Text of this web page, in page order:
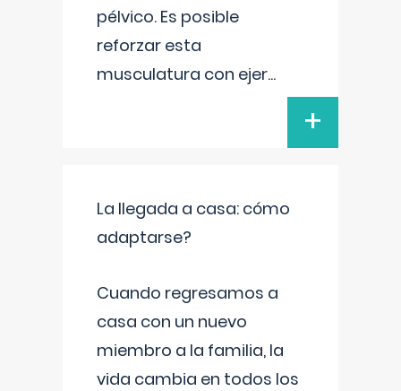
pélvico. Es posible
reforzar esta
musculatura con ejer...
+
La llegada a casa: cómo
adaptarse?
Cuando regresamos a
casa con un nuevo
miembro a la familia, la
vida cambia en todos los